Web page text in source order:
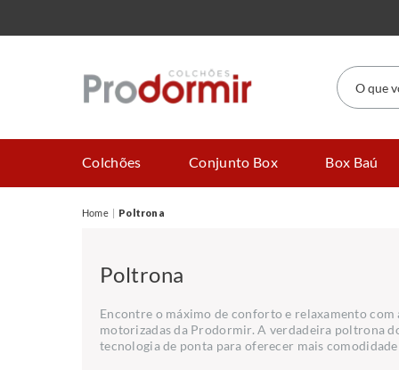
O que
Colchões Conjunto Box Box Baú
Poltrona
Poltrona
Encontre o máximo de conforto e relaxamento
motorizadas da Prodormir. A verdadeira poltrona
tecnologia de ponta para oferecer mais comodidade